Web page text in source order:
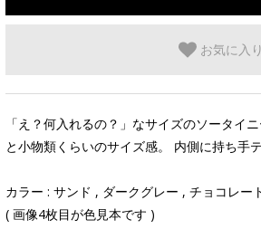
お気に入り
「え？何入れるの？」なサイズのソータイ
と小物類くらいのサイズ感。 内側に持ち手
カラー : サンド , ダークグレー , チョコレー
( 画像4枚目が色見本です )